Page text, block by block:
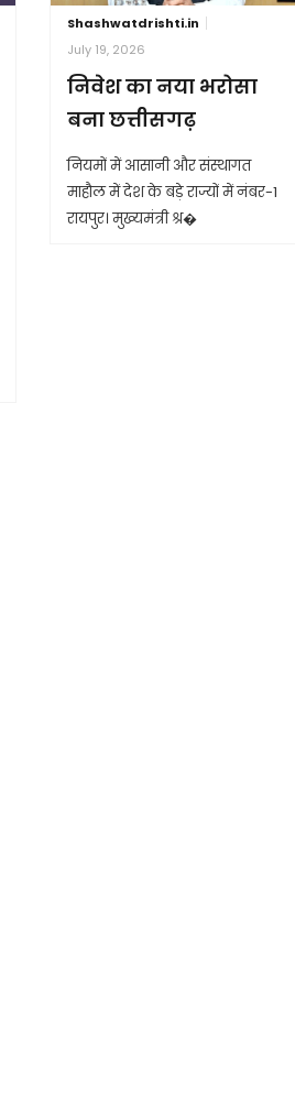
Shashwatdrishti.in
July 19, 2026
निवेश का नया भरोसा
बना छत्तीसगढ़
नियमों में आसानी और संस्थागत
माहौल में देश के बड़े राज्यों में नंबर-1
रायपुर। मुख्यमंत्री श्र�